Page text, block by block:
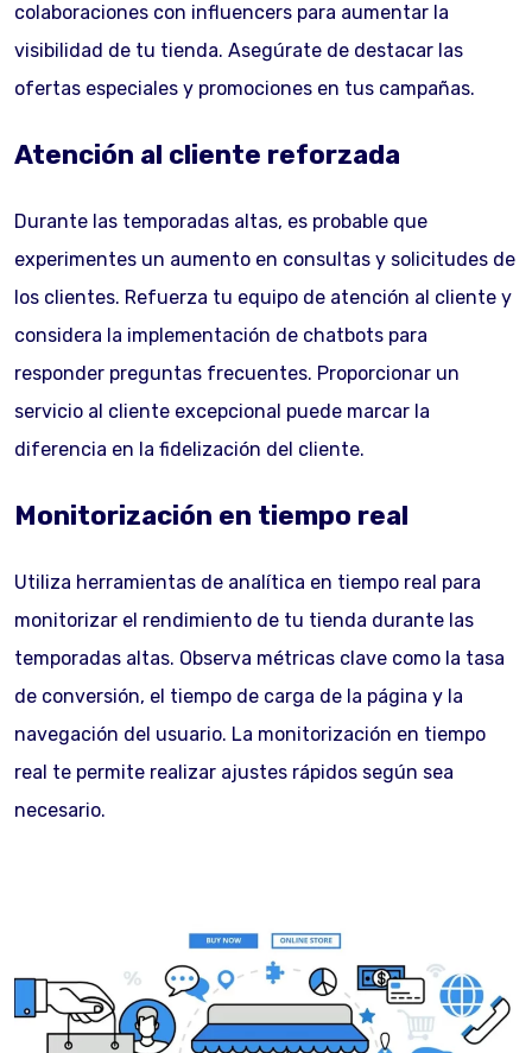
colaboraciones con influencers para aumentar la
visibilidad de tu tienda. Asegúrate de destacar las
ofertas especiales y promociones en tus campañas.
Atención al cliente reforzada
Durante las temporadas altas, es probable que
experimentes un aumento en consultas y solicitudes de
los clientes. Refuerza tu equipo de atención al cliente y
considera la implementación de chatbots para
responder preguntas frecuentes. Proporcionar un
servicio al cliente excepcional puede marcar la
diferencia en la fidelización del cliente.
Monitorización en tiempo real
Utiliza herramientas de analítica en tiempo real para
monitorizar el rendimiento de tu tienda durante las
temporadas altas. Observa métricas clave como la tasa
de conversión, el tiempo de carga de la página y la
navegación del usuario. La monitorización en tiempo
real te permite realizar ajustes rápidos según sea
necesario.